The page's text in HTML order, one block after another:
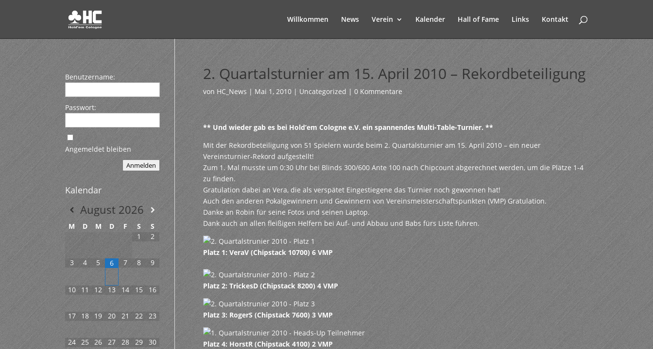
Willkommen News Verein Kalender Hall of Fame Links Kontakt
2. Quartalsturnier am 15. April 2010 – Rekordbeteiligung
von HC_News |Mai 1, 2010| Uncategorized |0 Kommentare
** Und wieder gab es bei Hold’em Cologne e.V. ein spannendes Multi-Table-Turnier. **
Mit der Rekordbeteiligung von 51 Spielern wurde beim 2. Quartalsturnier am 15. April 2010 – ein neuer
Vereinsturnier-Rekord aufgestellt!
Zum 1. Mal musste um 0:30 Uhr bei Blinds 300/600 Ante 100 nach Chipcount abgerechnet werden, um die Plätze 1-4
zu finden.
Gratulation dabei an Vera, die als verspätet Eingestiegene das Turnier noch gewonnen hat!
Auch den anderen Pokalgewinnern und Gewinnern von Vereinsmeisterschaftspunkten (VMP) Gratulation.
Danke an Robin für seine Fotos und seinen Laptop.
Dank auch an allen fleißigen Helfern bei Auf- und Abbau und Babs fürs Liste führen.
Platz 1: VeraV (Chipstack 10700) 6 VMP
Platz 2: TrickesD (Chipstack 8200) 4 VMP
Platz 3: RogerS (Chipstack 7600) 3 VMP
Platz 4: HorstR (Chipstack 4100) 2 VMP
Benutzername:
Passwort:
Angemeldet bleiben
Anmelden
Kalendar
August 2026
M D M D F S
S
1
2
3 4 5 6 7 8 9
10 11 12 13 14 15 16
17 18 19 20 21 22 23
24 25 26 27 28 29 30